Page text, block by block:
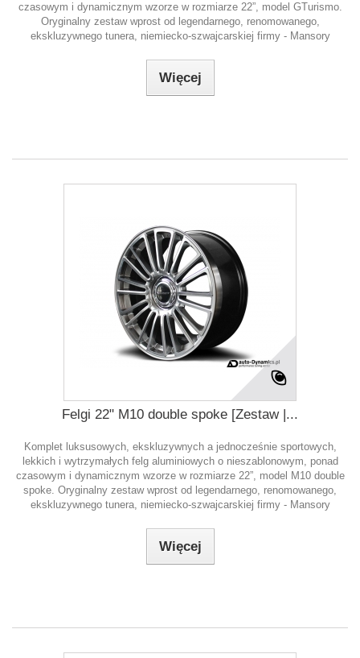
czasowym i dynamicznym wzorze w rozmiarze 22”, model GTurismo.
Oryginalny zestaw wprost od legendarnego, renomowanego,
ekskluzywnego tunera, niemiecko-szwajcarskiej firmy - Mansory
Więcej
Felgi 22" M10 double spoke [Zestaw |...
Komplet luksusowych, ekskluzywnych a jednocześnie sportowych,
lekkich i wytrzymałych felg aluminiowych o nieszablonowym, ponad
czasowym i dynamicznym wzorze w rozmiarze 22”, model M10 double
spoke. Oryginalny zestaw wprost od legendarnego, renomowanego,
ekskluzywnego tunera, niemiecko-szwajcarskiej firmy - Mansory
Więcej